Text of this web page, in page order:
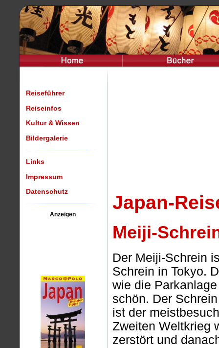
Reiseführer
Reiseinfos
Kultur & Wissen
Bildergalerie
Links
Impressum
Datenschutz
Anzeigen
Japan-
Meiji-
Der Meiji-Schrein
Schrein in Tokyo.
wie die
schön. Der
ist der
Zweiten Weltkrieg
zerstört und